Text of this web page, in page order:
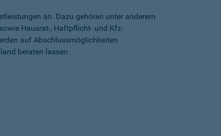
an. Dazu gehören unter anderem
Hausrat-, Haftpflicht- und Kfz-
auf Abschlussmöglichkeiten
beraten lassen.